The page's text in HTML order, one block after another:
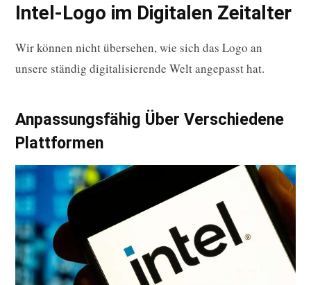
Intel-Logo im Digitalen Zeitalter
Wir können nicht übersehen, wie sich das Logo an
unsere ständig digitalisierende Welt angepasst hat.
Anpassungsfähig Über Verschiedene
Plattformen